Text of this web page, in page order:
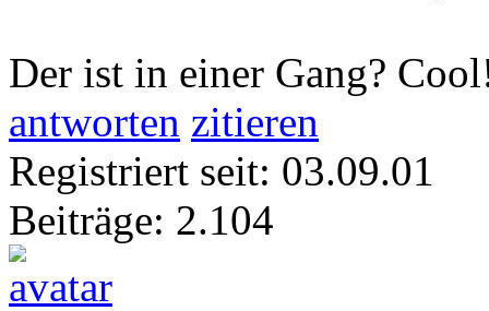
Der ist in einer Gang?
antworten zitieren
Registriert seit: 03.09.01
Beiträge: 2.104